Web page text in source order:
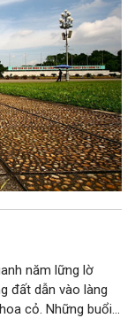
năm lững lờ
đất dẫn vào làng
cỏ. Những buổi